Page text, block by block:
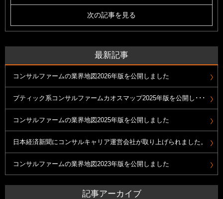
次の記事を見る
最新記事
コンサルファームの業界地図2026年版を公開しました
ブティック系コンサルファームカオスマップ2025年版を公開し･･･
コンサルファームの業界地図2025年版を公開しました
日本経済新聞にコンサルキャリア運営会社が取り上げられました。
コンサルファームの業界地図2023年版を公開しました
記事アーカイブ